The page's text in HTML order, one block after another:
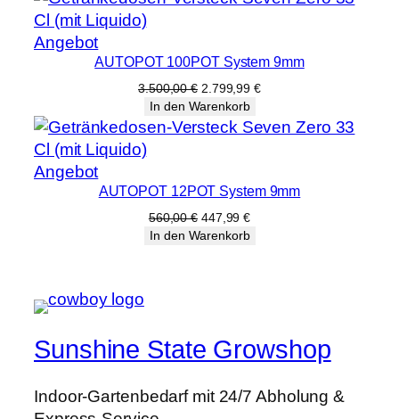
380,00 €303,99 €.
AngebotProdukt
im
Angebot
AUTOPOT 100POT System 9mm
3.500,00€ Ursprünglicher
Preis
war:
3.500,00 €
2.799,99€Aktueller
ist:
2.799,99 €.
In den Warenkorb
AngebotProdukt
im
Angebot
AUTOPOT 12POT System 9mm
560,00€ Ursprünglicher
Preis
447,99€Aktueller
Preis
In den Warenkorb
Sunshine State Growshop
Indoor-Gartenbedarf mit 24/7 Abholung &